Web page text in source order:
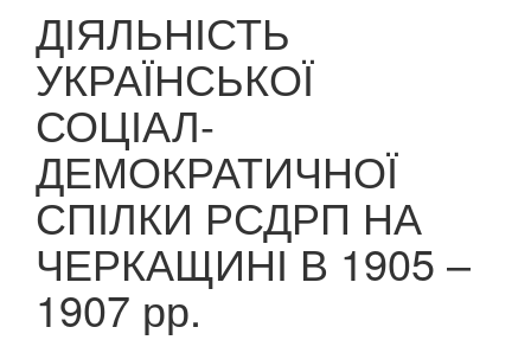
ДІЯЛЬНІСТЬ
УКРАЇНСЬКОЇ
СОЦІАЛ-
ДЕМОКРАТИЧНОЇ
СПІЛКИ РСДРП НА
ЧЕРКАЩИНІ В 1905 –
1907 рр.